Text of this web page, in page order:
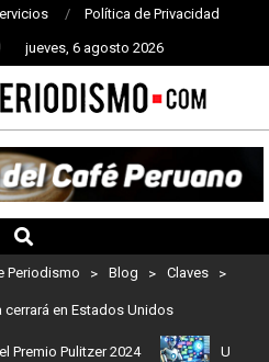
Política de Privacidad
jueves, 6 agosto 2026
Periodismo > Blog > Claves >
cerrará en Estados Unidos
Pulitzer 2024 Usuarios